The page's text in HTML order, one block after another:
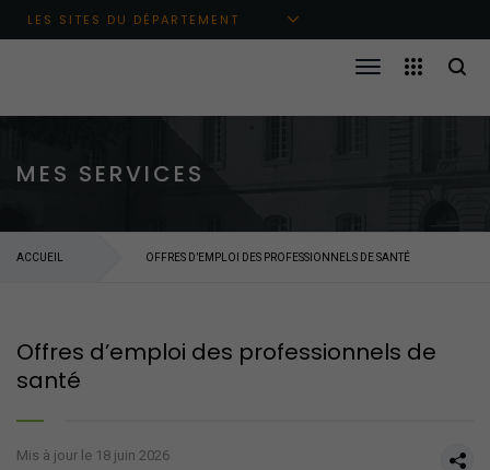
Aller au menu principal
Aller au contenu
Aller à la recherche
LES SITES DU DÉPARTEMENT
MES SERVICES
ACCUEIL OFFRES D’EMPLOI DES PROFESSIONNELS DE SANTÉ
Offres d’emploi des professionnels de
santé
Mis à jour le 18 juin 2026